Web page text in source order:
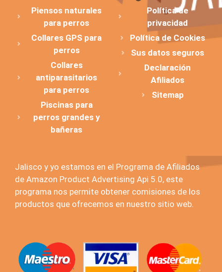
Piensos naturales
para perros
Collares GPS para
perros
Collares
antiparasitarios
para perros
Piscinas para
perros grandes y
bañeras
Política de
privacidad
Política de Cookies
Sus datos seguros
Declaración
Afiliados
Sitemap
Jalisco y yo estamos en el Programa de Afiliados
de Amazon Product Advertising Api 5.0, este
programa nos permite obtener comisiones de los
productos que ofrecemos en nuestro sitio web.